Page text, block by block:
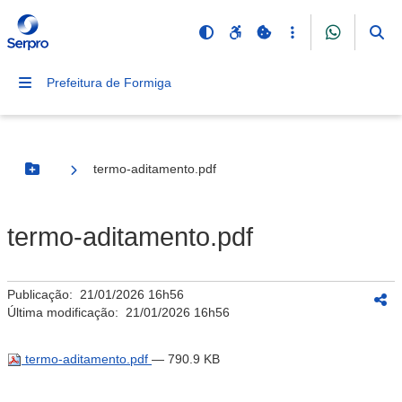
Prefeitura de Formiga
Botão Menu
termo-aditamento.pdf
termo-aditamento.pdf
Publicação: 21/01/2026 16h56
Última modificação: 21/01/2026 16h56
termo-aditamento.pdf — 790.9 KB